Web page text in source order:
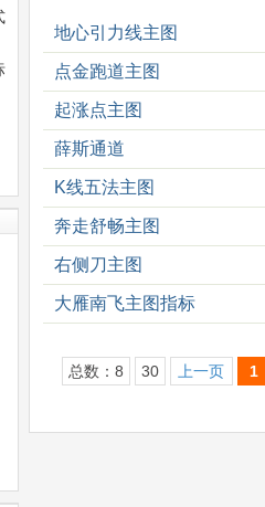
地心引力线主图
点金跑道主图
起涨点主图
薛斯通道
K线五法主图
奔走舒畅主图
右侧刀主图
大雁南飞主图指标
总数：8 30 上一页 1